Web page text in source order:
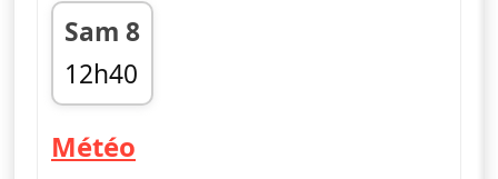
Sam 8
12h40
fin 12h45
Météo